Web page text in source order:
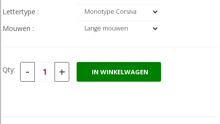
Lettertype :
Mouwen :
Qty: - + IN WINKELWAGEN